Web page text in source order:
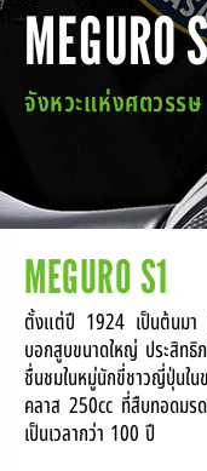
LOCATE A DEALER
SERVICE
CONTACT
MEGURO
จังหวะแห่งศตวรรษ
MEGURO S1
ตั้งแต่ปี 1924 เป็นต้นมา
บอกสูบขนาดใหญ่ ประสิทธิ
ชื่นชมในหมู่นักขี่ชาวญี่ปุ่นใ
คลาส 250cc ที่สืบทอดมร
เป็นเวลากว่า 100 ปี